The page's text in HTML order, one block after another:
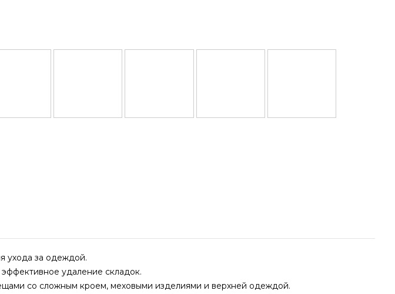
ухода за одеждой.
удаление складок.
со сложным кроем, меховыми изделиями и верхней одеждой.